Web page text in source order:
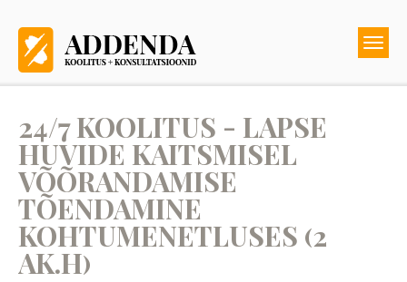
24/7 KOOLITUS - LAPSE
HUVIDE KAITSMISEL
VÕÕRANDAMISE
TÕENDAMINE
KOHTUMENETLUSES (2
AK.H)